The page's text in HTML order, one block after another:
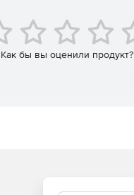
Как бы вы оценили продукт?